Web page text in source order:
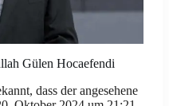
Gülen Hocaefendi
dass der angesehene